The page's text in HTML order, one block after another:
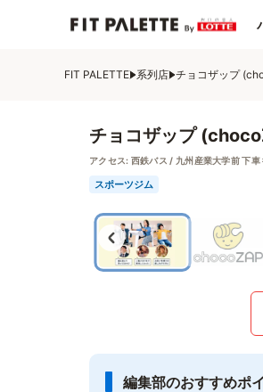
FIT PALETTE 系列店 チョコザップ
チョコザップ
アクセス: 西鉄バス / 九州産業大学前 下車
スポーツジム
編集部のおすすめポ